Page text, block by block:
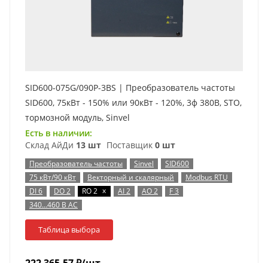
SID600-075G/090P-3BS | Преобразователь частоты
SID600, 75кВт - 150% или 90кВт - 120%, 3ф 380В, STO,
тормозной модуль, Sinvel
Есть в наличии:
Склад АйДи 13 шт Поставщик 0 шт
Преобразователь частоты Sinvel
SID600
75 кВт/90 кВт
Векторный и скалярный
Modbus RTU
DI 6
DO 2 RO 2 x AI 2 AO 2
F 3
340…460 В AC
Таблица выбора